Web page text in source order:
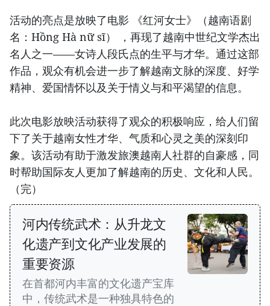
活动的亮点是放映了电影 《红河女士》（越南语剧
名：Hồng Hà nữ sĩ） ，再现了越南中世纪文学杰出
名人之一——女诗人段氏点的生平与才华。通过这部
作品，观众有机会进一步了解越南文脉的深度、好学
精神、爱国情怀以及关于情义与和平渴望的信息。
此次电影放映活动获得了观众的积极响应，给人们留
下了关于越南女性才华、气质和心灵之美的深刻印
象。该活动有助于激发旅澳越南人社群的自豪感，同
时帮助国际友人更加了解越南的历史、文化和人民。
（完）
河内传统武术：从升龙文
化遗产到文化产业发展的
重要资源
在首都河内丰富的文化遗产宝库
中，传统武术是一种独具特色的